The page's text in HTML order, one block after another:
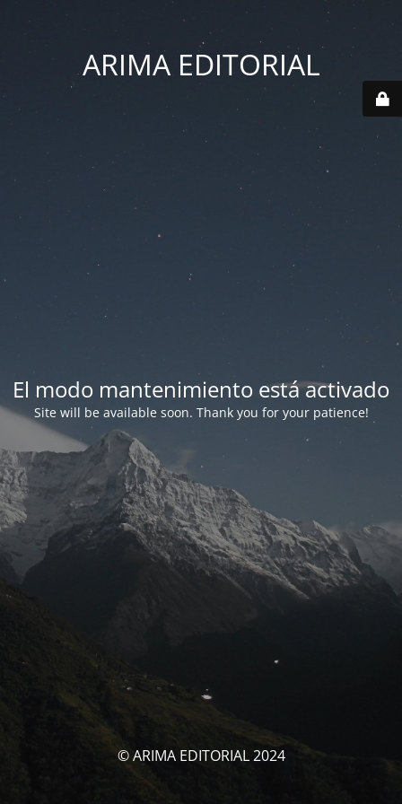
ARIMA EDITORIAL
El modo mantenimiento está activado
Site will be available soon. Thank you for your patience!
© ARIMA EDITORIAL 2024